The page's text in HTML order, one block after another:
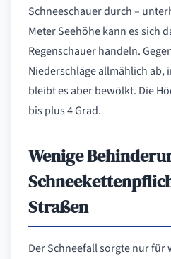
Schneeschauer durch –
Meter Seehöhe kann es sich
Regenschauer handeln.
Niederschläge allmählich ab,
bleibt es aber bewölkt. Die
bis plus 4 Grad.
Wenige
Straßen
Der Schneefall sorgte nur für